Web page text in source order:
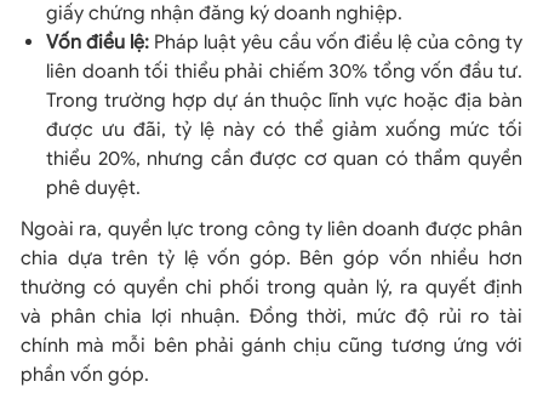
giấy chứng nhận đăng ký doanh nghiệp.
Vốn điều lệ: Pháp luật yêu cầu vốn điều lệ của công ty
liên doanh tối thiểu phải chiếm 30% tổng vốn đầu tư.
Trong trường hợp dự án thuộc lĩnh vực hoặc địa bàn
được ưu đãi, tỷ lệ này có thể giảm xuống mức tối
thiểu 20%, nhưng cần được cơ quan có thẩm quyền
phê duyệt.
Ngoài ra, quyền lực trong công ty liên doanh được phân
chia dựa trên tỷ lệ vốn góp. Bên góp vốn nhiều hơn
thường có quyền chi phối trong quản lý, ra quyết định
và phân chia lợi nhuận. Đồng thời, mức độ rủi ro tài
chính mà mỗi bên phải gánh chịu cũng tương ứng với
phần vốn góp.